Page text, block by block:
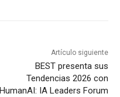
Artículo siguiente
BEST presenta sus
Tendencias 2026 con
HumanAI: IA Leaders Forum